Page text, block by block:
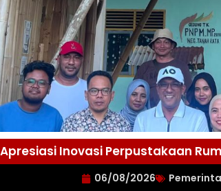
Inovasi Perpustakaan
06/08/2026